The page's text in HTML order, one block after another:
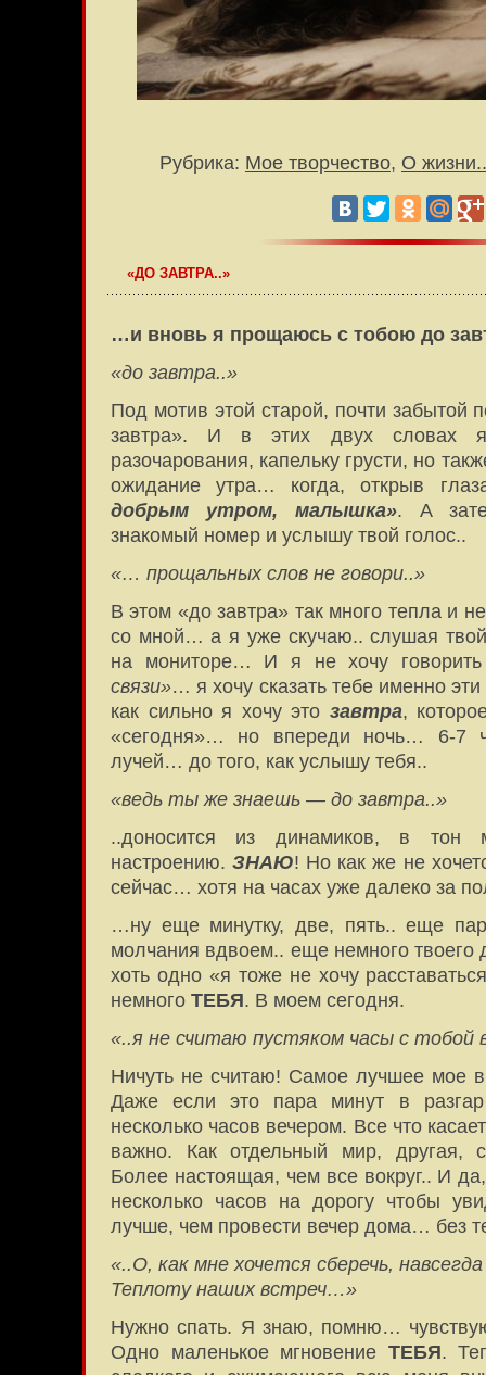
Рубрика: Мое творчество, О
«ДО ЗАВТРА..»
…и вновь я прощаюсь с тобою до
«до завтра..»
Под мотив этой старой, почти забытой
завтра». И в этих двух словах
разочарования, капельку грусти, но
ожидание утра… когда, открыв
добрым утром, малышка». А
знакомый номер и услышу твой голос..
«… прощальных слов не говори..»
В этом «до завтра» так много тепла и
со мной… а я уже скучаю.. слушая
на мониторе… И я не хочу
связи»… я хочу сказать тебе именно
как сильно я хочу это завтра,
«сегодня»… но впереди ночь… 6-7
лучей… до того, как услышу тебя..
«ведь ты же знаешь — до завтра..»
..доносится из динамиков, в
настроению.ЗНАЮ! Но как же не
сейчас… хотя на часах уже далеко за
…ну еще минутку, две, пять.. еще
молчания вдвоем.. еще немного
хоть одно «я тоже не хочу
немного ТЕБЯ. В моем сегодня.
«..я не считаю пустяком часы с тобой
Ничуть не считаю! Самое лучшее мое
Даже если это пара минут в
несколько часов вечером. Все что
важно. Как отдельный мир, другая,
Более настоящая, чем все вокруг.. И
несколько часов на дорогу чтобы
лучше, чем провести вечер дома… без
«..О, как мне хочется сберечь, навсегда
Теплоту наших встреч…»
Нужно спать. Я знаю, помню…
Одно маленькое мгновение ТЕБЯ.